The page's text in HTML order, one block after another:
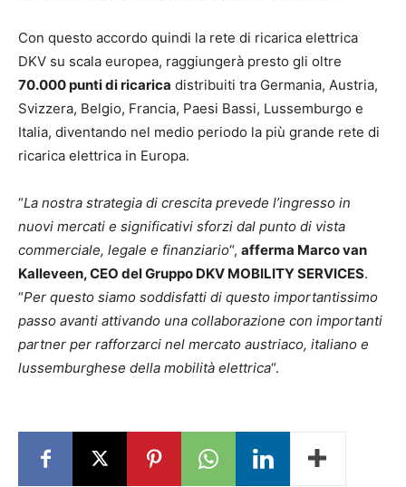
Con questo accordo quindi la rete di ricarica elettrica
DKV su scala europea, raggiungerà presto gli oltre
70.000 punti di ricarica distribuiti tra Germania, Austria,
Svizzera, Belgio, Francia, Paesi Bassi, Lussemburgo e
Italia, diventando nel medio periodo la più grande rete di
ricarica elettrica in Europa.
“La nostra strategia di crescita prevede l’ingresso in
nuovi mercati e significativi sforzi dal punto di vista
commerciale, legale e finanziario“, afferma Marco van
Kalleveen, CEO del Gruppo DKV MOBILITY SERVICES.
“Per questo siamo soddisfatti di questo importantissimo
passo avanti attivando una collaborazione con importanti
partner per rafforzarci nel mercato austriaco, italiano e
lussemburghese della mobilità elettrica“.